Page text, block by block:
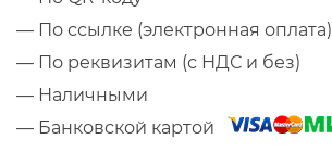
— По ссылке (электронная оплата)
— По реквизитам (с НДС и без)
— Наличными
— Банковской картой